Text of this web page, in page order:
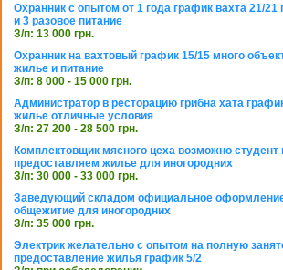
Охранник с опытом от 1 года график вахта 21/
и 3 разовое питание
З/п: 13 000 грн.
Охранник на вахтовый график 15/15 много
жилье и питание
З/п: 8 000 - 15 000 грн.
Администратор в ресторацию грибна хата
жилье отличные условия
З/п: 27 200 - 28 500 грн.
Комплектовщик мясного цеха возможно студент
предоставляем жилье для иногородних
З/п: 30 000 - 33 000 грн.
Заведующий складом официальное
общежитие для иногородних
З/п: 35 000 грн.
Электрик желательно с опытом на полную
предоставление жилья график 5/2